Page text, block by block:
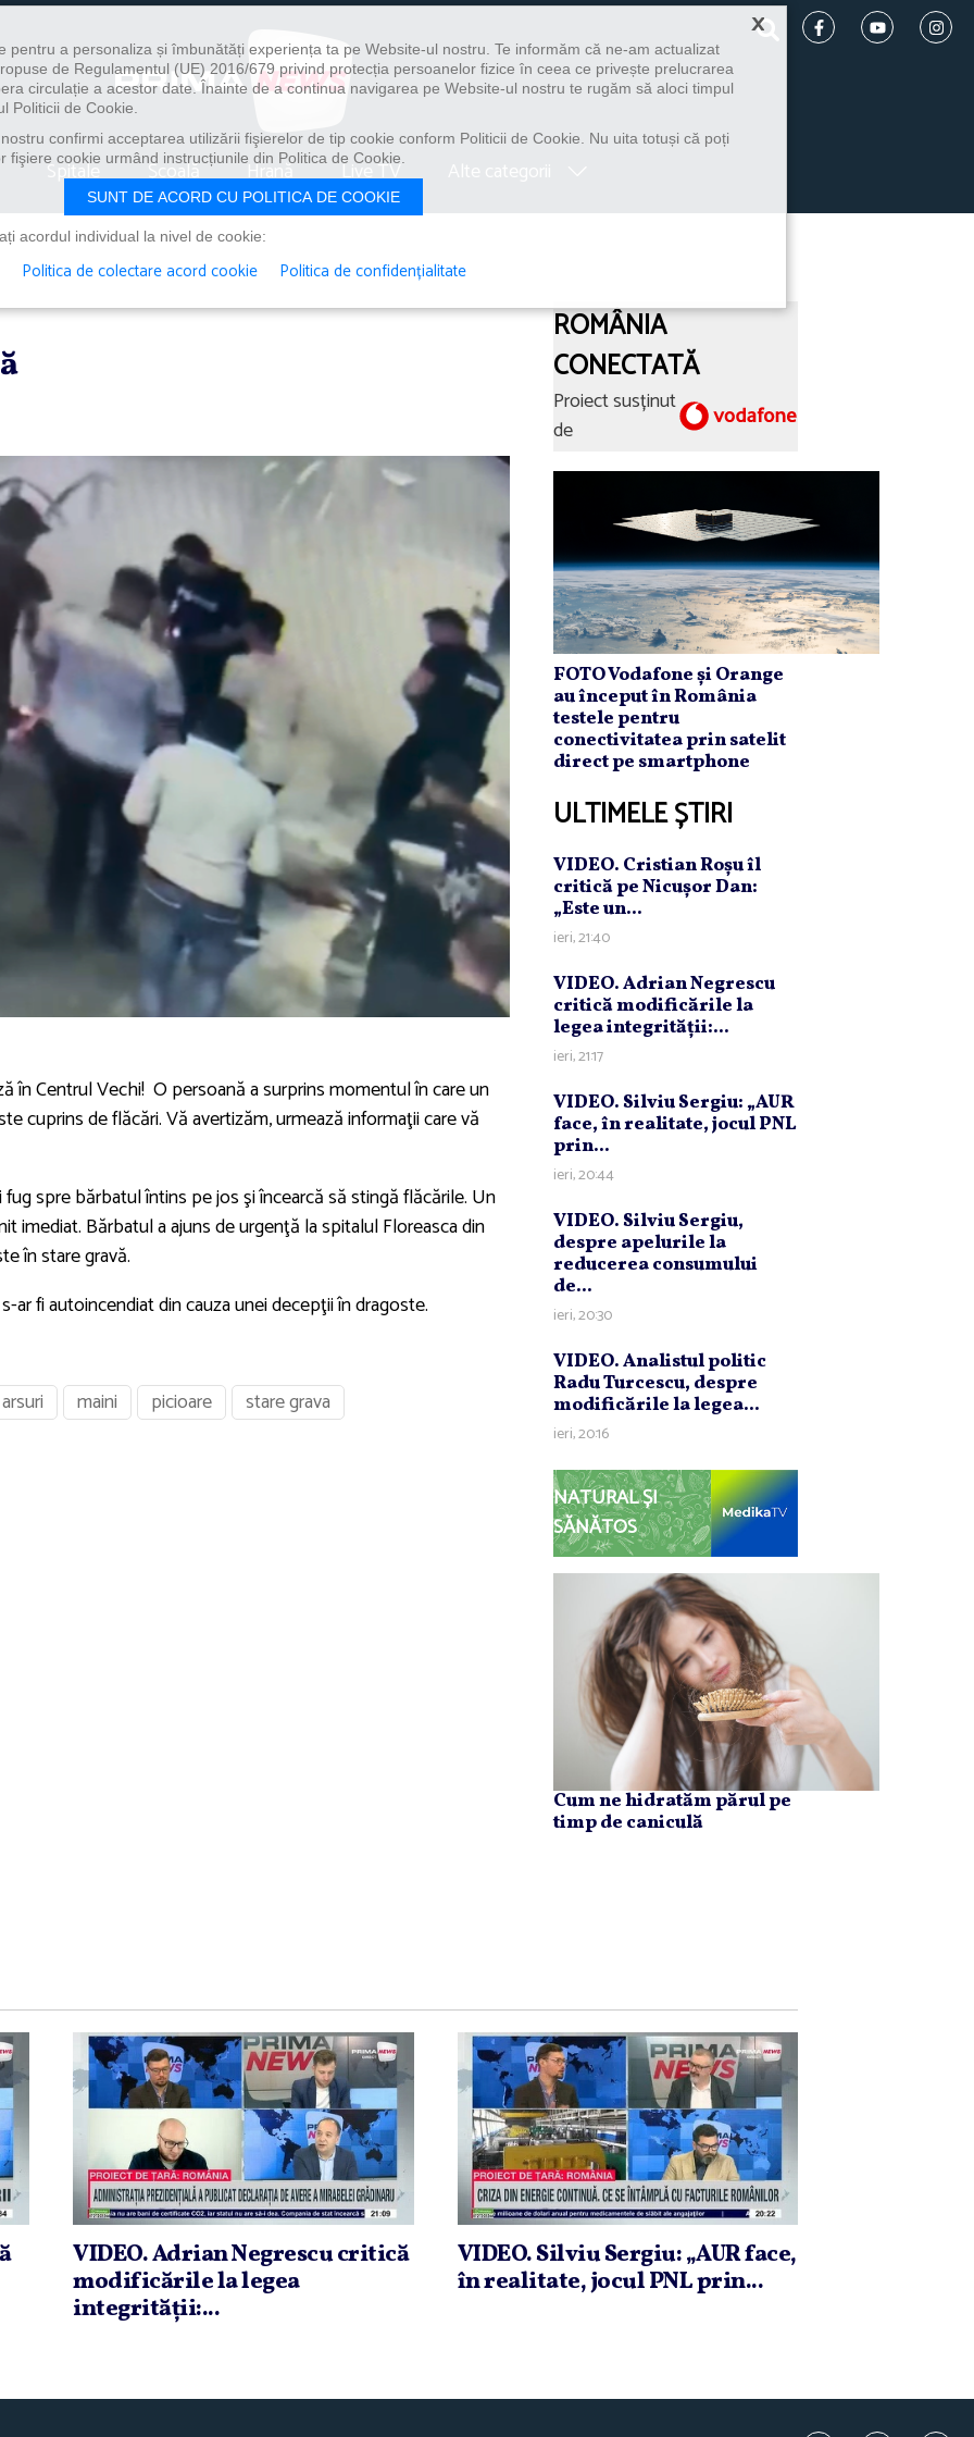
Spitale Școală Hrană Live TV
în Centrul Vechi! O persoană a surprins momentul în care un
cuprins de flăcări. Vă avertizăm, urmează informaţii care vă
spre bărbatul întins pe jos şi încearcă să stingă flăcările. Un
imediat. Bărbatul a ajuns de urgenţă la spitalul Floreasca din
în stare gravă.
ar fi autoincendiat din cauza unei decepţii în dragoste.
arsuri maini picioare
stare grava
ROMÂNIA
CONECTATĂ
Proiect susținut
de
FOTO Vodafone și Orange
au început în România
testele pentru
conectivitatea prin satelit
direct pe smartphone
ULTIMELE ȘTIRI
VIDEO. Cristian Roşu îl
critică pe Nicuşor Dan:
„Este un...
ieri, 21:40
VIDEO. Adrian Negrescu
critică modificările la
legea integrităţii:...
ieri, 21:17
VIDEO. Silviu Sergiu: „AUR
face, în realitate, jocul PNL
prin...
ieri, 20:44
VIDEO. Silviu Sergiu,
despre apelurile la
reducerea consumului
de...
ieri, 20:30
VIDEO. Analistul politic
Radu Turcescu, despre
modificările la legea...
ieri, 20:16
NATURAL ȘI
SĂNĂTOS
Cum ne hidratăm părul pe
timp de caniculă
VIDEO. Adrian Negrescu critică
modificările la legea
integrităţii:...
VIDEO. Silviu Sergiu: „AUR face,
în realitate, jocul PNL prin...
×
pentru a personaliza și îmbunătăți experiența ta pe Website-ul nostru. Te informăm că ne-am actualizat
de Regulamentul (UE) 2016/679 privind protecția persoanelor fizice în ceea ce privește prelucrarea
circulație a acestor date. Înainte de a continua navigarea pe Website-ul nostru te rugăm să aloci timpul
Politicii de Cookie.
confirmi acceptarea utilizării fişierelor de tip cookie conform Politicii de Cookie. Nu uita totuși că poți
cookie urmând instrucțiunile din Politica de Cookie.
SUNT DE ACORD CU POLITICA DE COOKIE
acordul individual la nivel de cookie:
Politica de colectare acord cookie Politica de confidențialitate